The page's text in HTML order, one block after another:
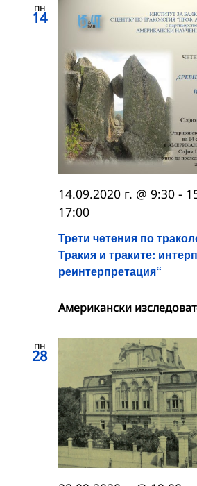
пн
14
Трети четения по
Тракия и траките:
реинтерпретация“
14.09.2020 г. @ 9:30 -
17:00
Американски
пн
28